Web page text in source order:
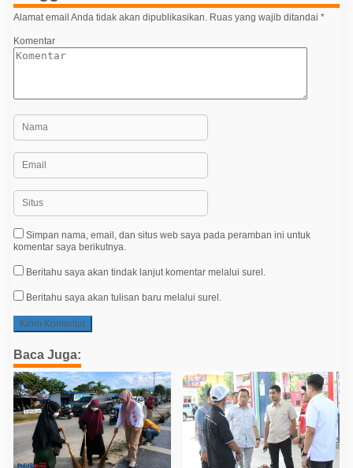
o
s
Alamat email Anda tidak akan dipublikasikan. Ruas yang wajib ditandai *
Komentar
Simpan nama, email, dan situs web saya pada peramban ini untuk
komentar saya berikutnya.
Beritahu saya akan tindak lanjut komentar melalui surel.
Beritahu saya akan tulisan baru melalui surel.
Baca Juga: